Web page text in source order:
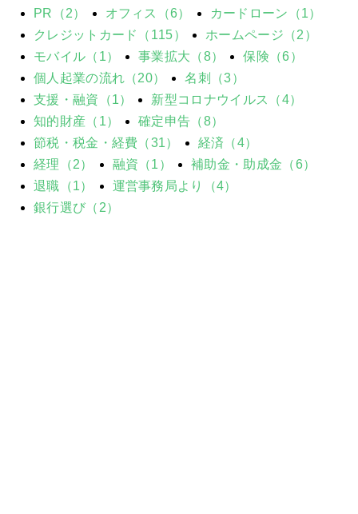
PR（2） オフィス（6）
カードローン（1）
クレジットカード（115）
ホームページ（2）
モバイル（1）
事業拡大（8）
保険（6）
個人起業の流れ（20）
名刺（3）
支援・融資（1）
新型コロナウイルス（4）
知的財産（1）
確定申告（8）
節税・税金・経費（31）
経済（4）
経理（2）
融資（1）
補助金・助成金（6）
退職（1）
運営事務局より（4）
銀行選び（2）